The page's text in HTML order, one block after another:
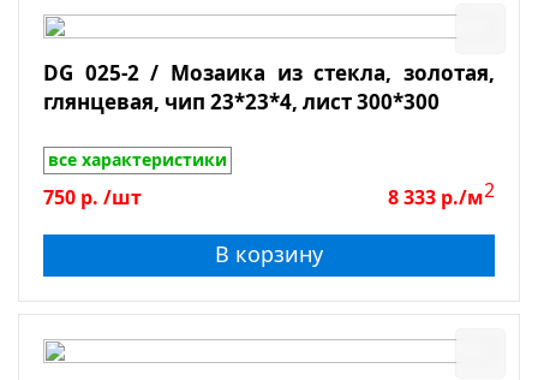
DG 025-2 / Мозаика из стекла, золотая,
глянцевая, чип 23*23*4, лист 300*300
все характеристики
750 р. /шт 8 333 р./м2
В корзину